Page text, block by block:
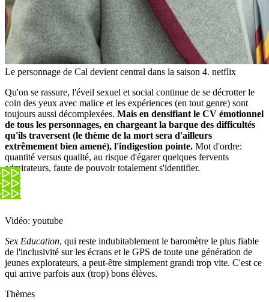
Le personnage de Cal devient central dans la saison 4. netflix
Qu'on se rassure, l'éveil sexuel et social continue de se décrotter le
coin des yeux avec malice et les expériences (en tout genre) sont
toujours aussi décomplexées. Mais en densifiant le CV émotionnel
de tous les personnages, en chargeant la barque des difficultés
qu'ils traversent (le thème de la mort sera d'ailleurs
extrêmement bien amené), l'indigestion pointe. Mot d'ordre:
quantité versus qualité, au risque d'égarer quelques fervents
admirateurs, faute de pouvoir totalement s'identifier.
Vidéo: youtube
Sex Education, qui reste indubitablement le baromètre le plus fiable
de l'inclusivité sur les écrans et le GPS de toute une génération de
jeunes explorateurs, a peut-être simplement grandi trop vite. C'est ce
qui arrive parfois aux (trop) bons élèves.
Thèmes